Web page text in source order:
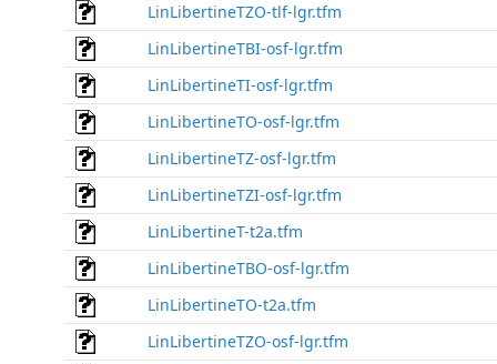
LinLibertineTZO-tlf-lgr.tfm
LinLibertineTBI-osf-lgr.tfm
LinLibertineTI-osf-lgr.tfm
LinLibertineTO-osf-lgr.tfm
LinLibertineTZ-osf-lgr.tfm
LinLibertineTZI-osf-lgr.tfm
LinLibertineT-t2a.tfm
LinLibertineTBO-osf-lgr.tfm
LinLibertineTO-t2a.tfm
LinLibertineTZO-osf-lgr.tfm